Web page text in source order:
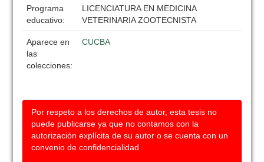
Programa
educativo:
LICENCIATURA EN MEDICINA
VETERINARIA ZOOTECNISTA
Aparece en
las
colecciones:
CUCBA
Por respeto a los derechos de autor, esta tesis no
puede publicarse ya que no contamos con la
autorización explícita de su autor o se cuenta con un
convenio de confidencialidad